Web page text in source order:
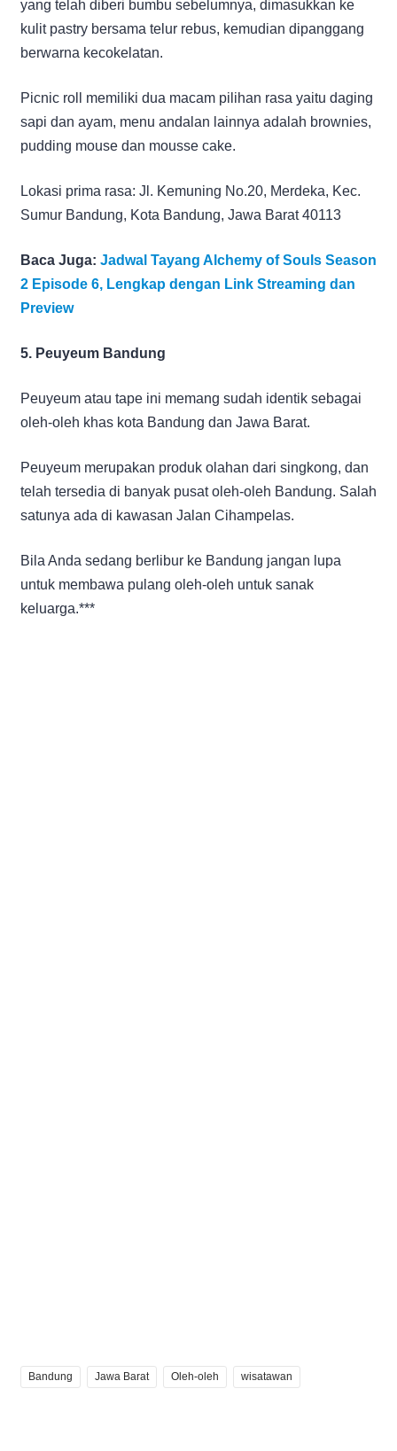
yang telah diberi bumbu sebelumnya, dimasukkan ke
kulit pastry bersama telur rebus, kemudian dipanggang
berwarna kecokelatan.
Picnic roll memiliki dua macam pilihan rasa yaitu daging
sapi dan ayam, menu andalan lainnya adalah brownies,
pudding mouse dan mousse cake.
Lokasi prima rasa: Jl. Kemuning No.20, Merdeka, Kec.
Sumur Bandung, Kota Bandung, Jawa Barat 40113
Baca Juga: Jadwal Tayang Alchemy of Souls Season
2 Episode 6, Lengkap dengan Link Streaming dan
Preview
5. Peuyeum Bandung
Peuyeum atau tape ini memang sudah identik sebagai
oleh-oleh khas kota Bandung dan Jawa Barat.
Peuyeum merupakan produk olahan dari singkong, dan
telah tersedia di banyak pusat oleh-oleh Bandung. Salah
satunya ada di kawasan Jalan Cihampelas.
Bila Anda sedang berlibur ke Bandung jangan lupa
untuk membawa pulang oleh-oleh untuk sanak
keluarga.***
Bandung Jawa Barat Oleh-oleh wisatawan